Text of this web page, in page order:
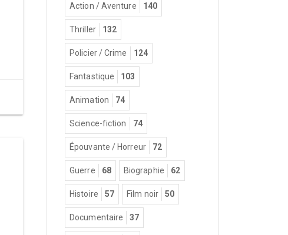
Action / Aventure 140
Thriller 132
Policier / Crime 124
Fantastique 103
Animation 74
Science-fiction 74
Épouvante / Horreur 72
Guerre 68 Biographie 62
Histoire 57 Film noir 50
Documentaire 37